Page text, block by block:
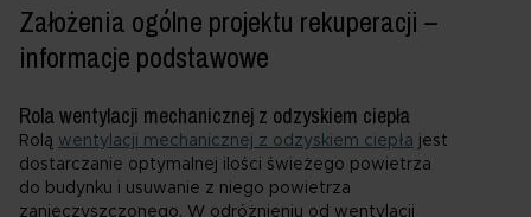
Założenia ogólne projektu rekuperacji –
informacje podstawowe
Rola wentylacji mechanicznej z odzyskiem ciepła
Rolą wentylacji mechanicznej z odzyskiem ciepła jest
dostarczanie optymalnej ilości świeżego powietrza
do budynku i usuwanie z niego powietrza
zanieczyszczonego. W odróżnieniu od wentylacji